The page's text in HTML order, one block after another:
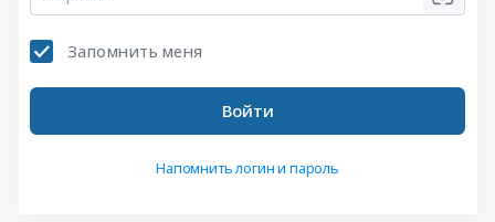
Запомнить меня
Войти
Напомнить логин и пароль